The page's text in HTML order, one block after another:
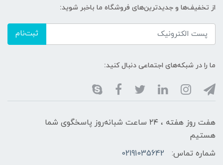
از تخفیف‌ها و جدیدترین‌های فروشگاه ما باخبر شوید:
ثبت‌نام
ما را در شبکه‌های اجتماعی دنبال کنید:
هفت روز هفته ، ۲۴ ساعت شبانه‌روز پاسخگوی شما
هستیم
شماره تماس:
02191035642